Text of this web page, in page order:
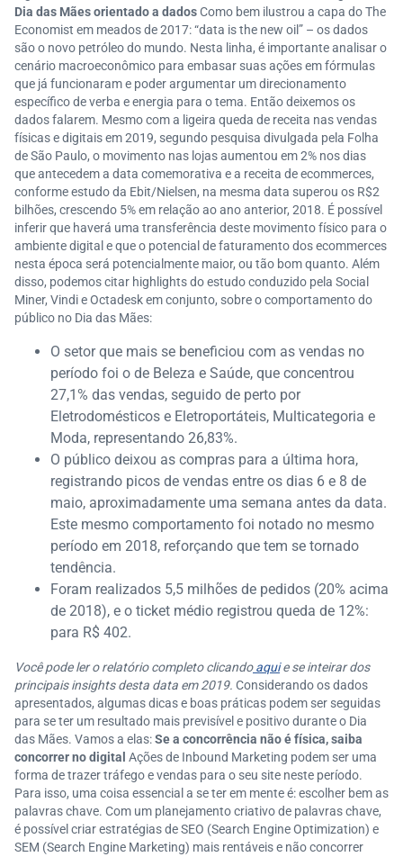
Dia das Mães orientado a dadosComo bem ilustrou a capa do The
Economist em meados de 2017: “data is the new oil” – os dados
são o novo petróleo do mundo. Nesta linha, é importante analisar o
cenário macroeconômico para embasar suas ações em fórmulas
que já funcionaram e poder argumentar um direcionamento
específico de verba e energia para o tema. Então deixemos os
dados falarem. Mesmo com a ligeira queda de receita nas vendas
físicas e digitais em 2019, segundo pesquisa divulgada pela Folha
de São Paulo, o movimento nas lojas aumentou em 2% nos dias
que antecedem a data comemorativa e a receita de ecommerces,
conforme estudo da Ebit/Nielsen, na mesma data superou os R$2
bilhões, crescendo 5% em relação ao ano anterior, 2018. É possível
inferir que haverá uma transferência deste movimento físico para o
ambiente digital e que o potencial de faturamento dos ecommerces
nesta época será potencialmente maior, ou tão bom quanto. Além
disso, podemos citar highlights do estudo conduzido pela Social
Miner, Vindi e Octadesk em conjunto, sobre o comportamento do
público no Dia das Mães:
O setor que mais se beneficiou com as vendas no
período foi o de Beleza e Saúde, que concentrou
27,1% das vendas, seguido de perto por
Eletrodomésticos e Eletroportáteis, Multicategoria e
Moda, representando 26,83%.
O público deixou as compras para a última hora,
registrando picos de vendas entre os dias 6 e 8 de
maio, aproximadamente uma semana antes da data.
Este mesmo comportamento foi notado no mesmo
período em 2018, reforçando que tem se tornado
tendência.
Foram realizados 5,5 milhões de pedidos (20% acima
de 2018), e o ticket médio registrou queda de 12%:
para R$ 402.
Você pode ler o relatório completo clicandoaquie se inteirar dos
principais insights desta data em 2019. Considerando os dados
apresentados, algumas dicas e boas práticas podem ser seguidas
para se ter um resultado mais previsível e positivo durante o Dia
das Mães. Vamos a elas:Se a concorrência não é física, saiba
concorrer no digital Ações de Inbound Marketing podem ser uma
forma de trazer tráfego e vendas para o seu site neste período.
Para isso, uma coisa essencial a se ter em mente é: escolher bem as
palavras chave. Com um planejamento criativo de palavras chave,
é possível criar estratégias de SEO (Search Engine Optimization) e
SEM (Search Engine Marketing) mais rentáveis e não concorrer